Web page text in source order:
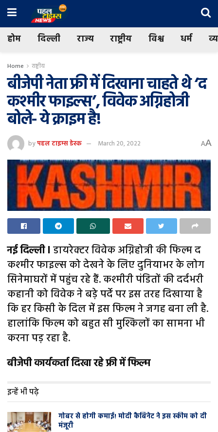
होम दिल्ली राज्य राष्ट्रीय विश्व धर्म
Home राष्ट्रीय
बीजेपी नेता फ्री में दिखाना चाहते थे ‘द
कश्मीर फाइल्स’, विवेक अग्निहोत्री
बोले- ये क्राइम है!
byपहल टाइम्स डेस्क March 20, 2022 AA
नई दिल्ली lडायरेक्टर विवेक अग्निहोत्री की फिल्म द
कश्मीर फाइल्स को देखने के लिए दुनियाभर के लोग
सिनेमाघरों में पहुंच रहे हैं. कश्मीरी पंडितों की दर्दभरी
कहानी को विवेक ने बड़े पर्दे पर इस तरह दिखाया है
कि हर किसी के दिल में इस फिल्म ने जगह बना ली है.
हालांकि फिल्म को बहुत सी मुश्किलों का सामना भी
करना पड़ रहा है.
बीजेपी कार्यकर्ता दिखा रहे फ्री में फिल्म
इन्हें भी पढ़े
गोबर से होगी कमाई! मोदी कैबिनेट ने इस स्कीम को दी
मंजूरी